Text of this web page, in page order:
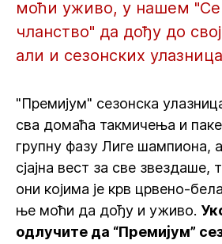
моћи уживо, у нашем
чланство" да дођу до
али и сезонских
"Премијум" сезонска
сва домаћа такмичења и
групну фазу Лиге шампиона,
сјајна вест за све звездаше,
они којима је крв црвено-
ње моћи да дођу и уживо.
одлучите да “Премијум”